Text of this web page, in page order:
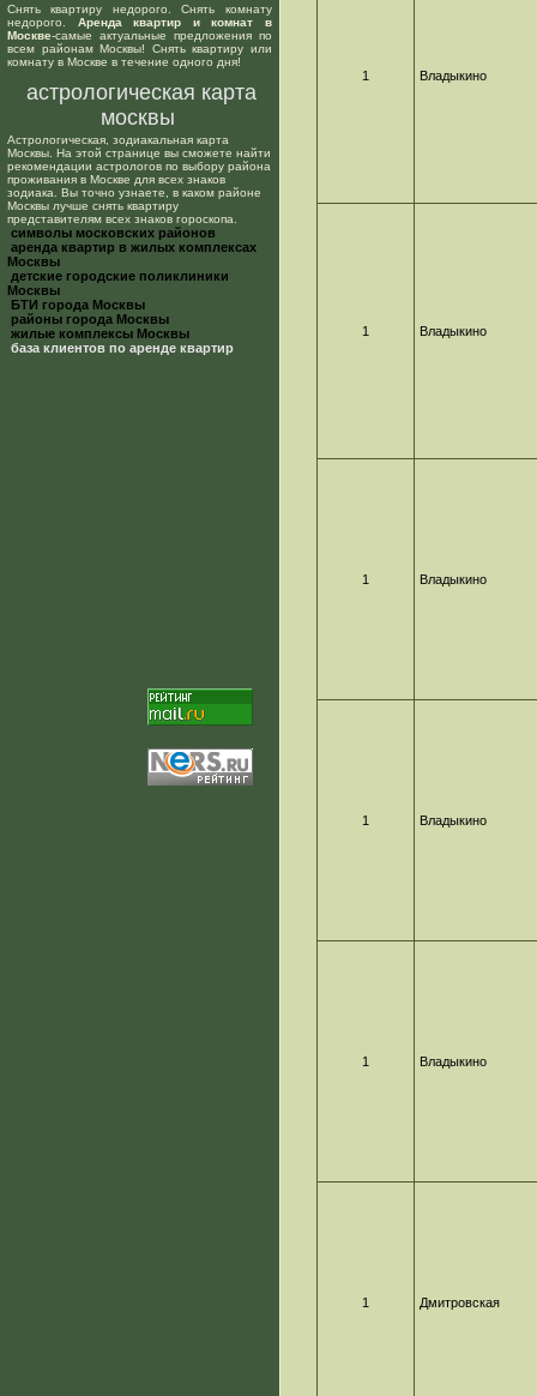
Снять квартиру недорого. Снять комнату
недорого. Аренда квартир и комнат в
Москве-самые актуальные предложения по
всем районам Москвы! Снять квартиру или
комнату в Москве в течение одного дня!
астрологическая карта
москвы
Астрологическая, зодиакальная карта
Москвы. На этой странице вы сможете найти
рекомендации астрологов по выбору района
проживания в Москве для всех знаков
зодиака. Вы точно узнаете, в каком районе
Москвы лучше снять квартиру
представителям всех знаков гороскопа.
cимволы московских районов
аренда квартир в жилых комплексах
Москвы
детские городские поликлиники
Москвы
БТИ города Москвы
районы города Москвы
жилые комплексы Москвы
база клиентов по аренде квартир
1 Владыкино
1 Владыкино
1 Владыкино
1 Владыкино
1 Владыкино
1 Дмитровская